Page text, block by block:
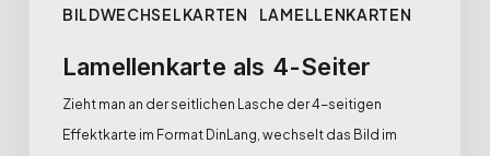
BILDWECHSELKARTEN LAMELLENKARTEN
Lamellenkarte als 4-Seiter
Zieht man an der seitlichen Lasche der 4-seitigen
Effektkarte im Format DinLang, wechselt das Bild im